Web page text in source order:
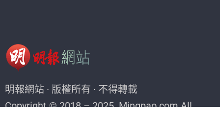
明報網站 · 版權所有 · 不得轉載
Copyright © 2018 – 2025. Mingpao.com All